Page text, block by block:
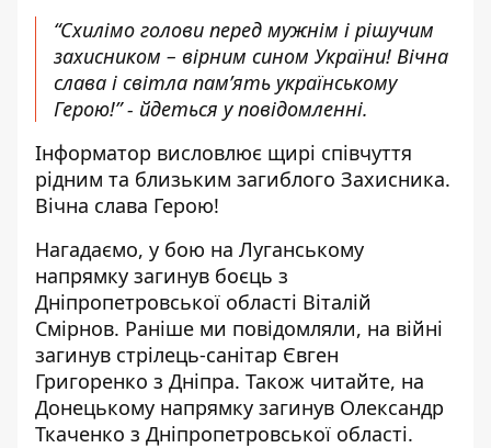
“Схилімо голови перед мужнім і рішучим
захисником – вірним сином України! Вічна
слава і світла пам’ять українському
Герою!” - йдеться у повідомленні.
Інформатор висловлює щирі співчуття
рідним та близьким загиблого Захисника.
Вічна слава Герою!
Нагадаємо, у бою на Луганському
напрямку загинув боєць з
Дніпропетровської області Віталій
Смірнов. Раніше ми повідомляли, на війні
загинув стрілець-санітар Євген
Григоренко з Дніпра. Також читайте, на
Донецькому напрямку загинув Олександр
Ткаченко з Дніпропетровської області.